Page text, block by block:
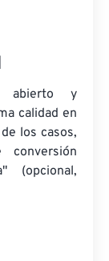
abierto y
calidad en
los casos,
(opcional,